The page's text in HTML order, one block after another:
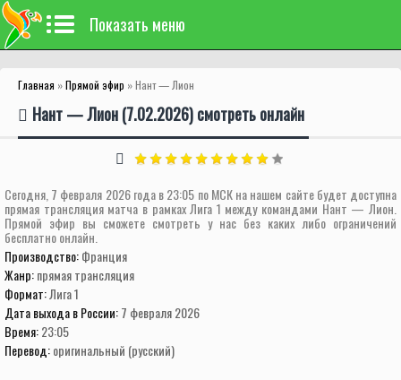
Показать меню
Главная »Прямой эфир » Нант — Лион
Нант — Лион (7.02.2026) смотреть онлайн
Сегодня, 7 февраля 2026 года в 23:05 по МСК на нашем сайте будет доступна
прямая трансляция матча в рамках Лига 1 между командами Нант — Лион.
Прямой эфир вы сможете смотреть у нас без каких либо ограничений
бесплатно онлайн.
Производство:Франция
Жанр:прямая трансляция
Формат:Лига 1
Дата выхода в России:7 февраля 2026
Время:23:05
Перевод:оригинальный (русский)